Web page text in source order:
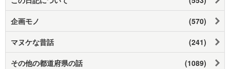
企画モノ (570)
マヌケな昔話 (241)
その他の都道府県の話 (1089)